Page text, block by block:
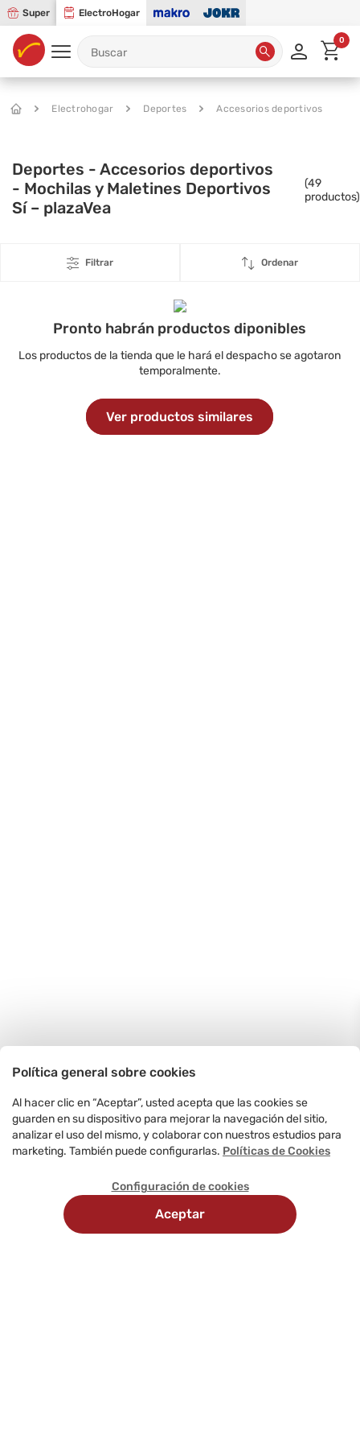
Super ElectroHogar
0
Electrohogar Deportes Accesorios deportivos
Deportes - Accesorios deportivos
- Mochilas y Maletines Deportivos
Sí – plazaVea
(49
productos)
Filtrar Ordenar
Pronto habrán productos diponibles
Los productos de la tienda que le hará el despacho se agotaron
temporalmente.
Ver productos similares
Política general sobre cookies
Al hacer clic en “Aceptar”, usted acepta que las cookies se
guarden en su dispositivo para mejorar la navegación del sitio,
analizar el uso del mismo, y colaborar con nuestros estudios para
marketing. También puede configurarlas. Políticas de Cookies
Configuración de cookies
Aceptar